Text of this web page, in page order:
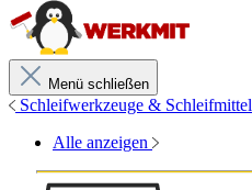
Menü schließen
Schleifwerkzeuge & Schleifmittel
Alle anzeigen